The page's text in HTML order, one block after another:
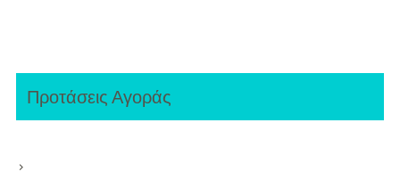
Προτάσεις Αγοράς